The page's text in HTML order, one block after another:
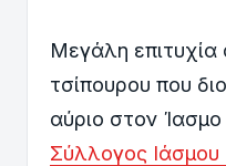
Μεγάλη επιτυχία
τσίπουρου που
αύριο στον Ίασμο
Σύλλογος